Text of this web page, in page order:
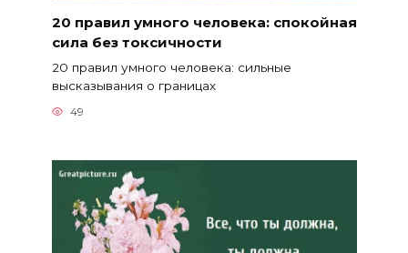
20 правил умного человека: спокойная
сила без токсичности
20 правил умного человека: сильные
высказывания о границах
49